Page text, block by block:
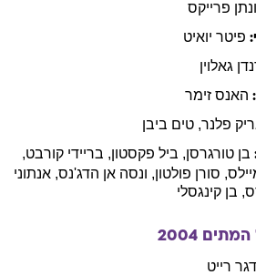
פרייקס
פיטר יואיט
גאלוין
האנס זימר
פלנר, טים ביבן
בן טורגרסן, ביל פקסטון, בריידי קורבט,
, סורן פולטון, ונסה אן הדג'נס, אנתוני
, בן קינגסלי
2004
רייט